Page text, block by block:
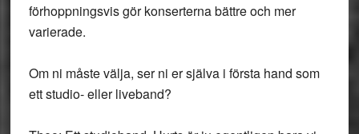
förhoppningsvis gör konserterna bättre och mer
varierade.
Om ni måste välja, ser ni er själva i första hand som
ett studio- eller liveband?